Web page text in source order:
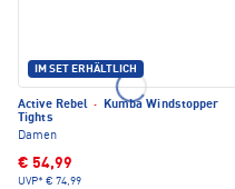
IM SET ERHÄLTLICH
Active Rebel ·
Kumba Windstopper
Tights
Damen
€ 54,99
UVP* € 74,99